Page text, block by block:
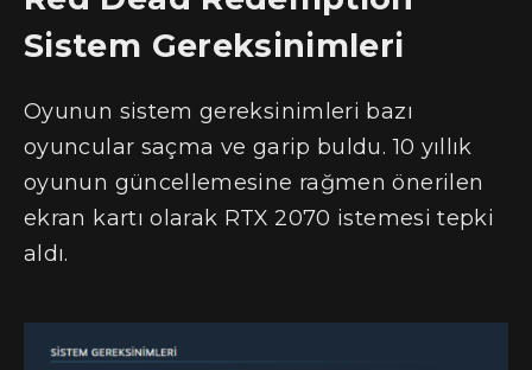
Sistem Gereksinimleri
Oyunun sistem gereksinimleri bazı
oyuncular saçma ve garip buldu. 10 yıllık
oyunun güncellemesine rağmen önerilen
ekran kartı olarak RTX 2070 istemesi tepki
aldı.